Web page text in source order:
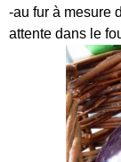
-au fur à mesure
attente dans le